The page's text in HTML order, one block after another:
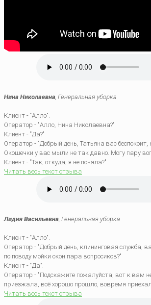
Нина Николаевна, Генеральная уборка
Клиент - "Алло".
Оператор - "Алло, Нина Николаевна?"
Клиент - "Да?"
Оператор - "Добрый день, Татьяна вас
Окошечки у вас мыли не так давно. Могу пару
Клиент - "Так, откуда, я не поняла?"
Читать весь текст отзыва
Лидия Васильевна, Генеральная уборка
Клиент - "Алло".
Оператор - "Добрый день, клининговая служба,
по поводу мойки окон пара вопросиков?"
Клиент - "Да".
Оператор - "Подскажите пожалуйста, вот к вам
приезжала, всё хорошо прошло, вовремя
Читать весь текст отзыва